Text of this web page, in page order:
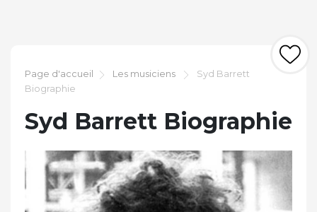
Page d'accueil Les musiciens
Syd Barrett
Biographie
Syd Barrett Biographie